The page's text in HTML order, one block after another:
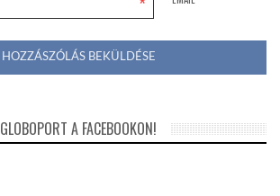
GLOBOPORT A FACEBOOKON!